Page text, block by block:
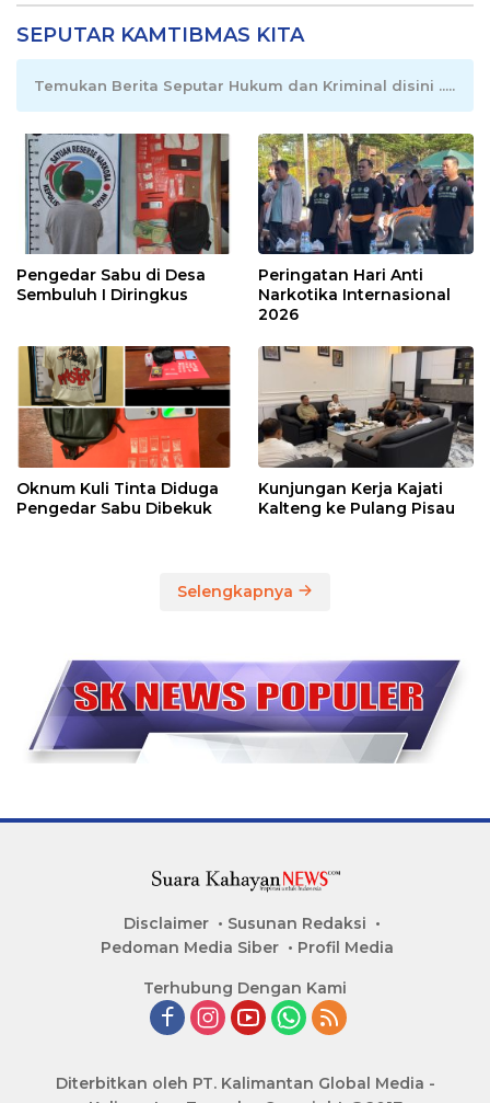
SEPUTAR KAMTIBMAS KITA
Temukan Berita Seputar Hukum dan Kriminal disini .....
Pengedar Sabu di Desa
Sembuluh I Diringkus
Peringatan Hari Anti
Narkotika Internasional
2026
Oknum Kuli Tinta Diduga
Pengedar Sabu Dibekuk
Kunjungan Kerja Kajati
Kalteng ke Pulang Pisau
Selengkapnya
Disclaimer
Susunan Redaksi
Pedoman Media Siber
Profil Media
Terhubung Dengan Kami
Diterbitkan oleh PT. Kalimantan Global Media -